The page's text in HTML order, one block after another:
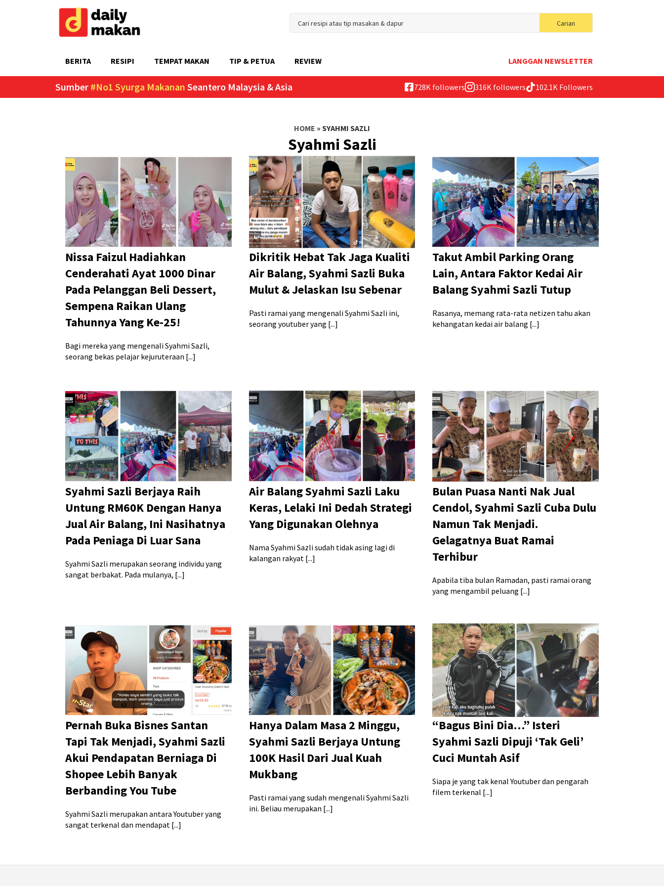
Carian
for:
BERITA RESIPI TEMPAT MAKAN TIP & PETUA REVIEW LANGGAN NEWSLETTER
Sumber #No1 Syurga Makanan Seantero Malaysia & Asia 728K followers 316K followers 102.1K Followers
HOME » SYAHMI SAZLI
Syahmi Sazli
Nissa Faizul Hadiahkan
Cenderahati Ayat 1000 Dinar
Pada Pelanggan Beli Dessert,
Sempena Raikan Ulang
Tahunnya Yang Ke-25!
Bagi mereka yang mengenali Syahmi Sazli,
seorang bekas pelajar kejuruteraan [...]
Dikritik Hebat Tak Jaga Kualiti
Air Balang, Syahmi Sazli Buka
Mulut & Jelaskan Isu Sebenar
Pasti ramai yang mengenali Syahmi Sazli ini,
seorang youtuber yang [...]
Takut Ambil Parking Orang
Lain, Antara Faktor Kedai Air
Balang Syahmi Sazli Tutup
Rasanya, memang rata-rata netizen tahu akan
kehangatan kedai air balang [...]
Syahmi Sazli Berjaya Raih
Untung RM60K Dengan Hanya
Jual Air Balang, Ini Nasihatnya
Pada Peniaga Di Luar Sana
Syahmi Sazli merupakan seorang individu yang
sangat berbakat. Pada mulanya, [...]
Air Balang Syahmi Sazli Laku
Keras, Lelaki Ini Dedah Strategi
Yang Digunakan Olehnya
Nama Syahmi Sazli sudah tidak asing lagi di
kalangan rakyat [...]
Bulan Puasa Nanti Nak Jual
Cendol, Syahmi Sazli Cuba Dulu
Namun Tak Menjadi.
Gelagatnya Buat Ramai
Terhibur
Apabila tiba bulan Ramadan, pasti ramai orang
yang mengambil peluang [...]
Pernah Buka Bisnes Santan
Tapi Tak Menjadi, Syahmi Sazli
Akui Pendapatan Berniaga Di
Shopee Lebih Banyak
Berbanding You Tube
Syahmi Sazli merupakan antara Youtuber yang
sangat terkenal dan mendapat [...]
Hanya Dalam Masa 2 Minggu,
Syahmi Sazli Berjaya Untung
100K Hasil Dari Jual Kuah
Mukbang
Pasti ramai yang sudah mengenali Syahmi Sazli
ini. Beliau merupakan [...]
“Bagus Bini Dia…” Isteri
Syahmi Sazli Dipuji ‘Tak Geli’
Cuci Muntah Asif
Siapa je yang tak kenal Youtuber dan pengarah
filem terkenal [...]